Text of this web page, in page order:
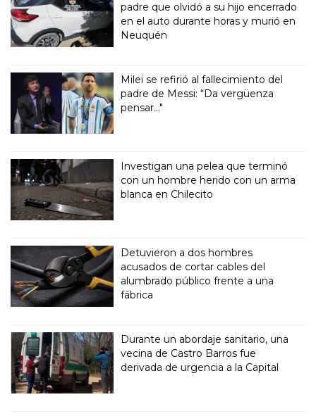
padre que olvidó a su hijo encerrado
en el auto durante horas y murió en
Neuquén
Milei se refirió al fallecimiento del
padre de Messi: “Da vergüenza
pensar..."
Investigan una pelea que terminó
con un hombre herido con un arma
blanca en Chilecito
Detuvieron a dos hombres
acusados de cortar cables del
alumbrado público frente a una
fábrica
Durante un abordaje sanitario, una
vecina de Castro Barros fue
derivada de urgencia a la Capital